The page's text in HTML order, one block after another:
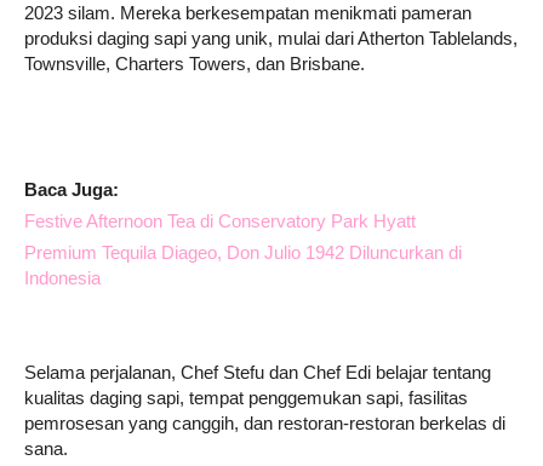
2023 silam. Mereka berkesempatan menikmati pameran
produksi daging sapi yang unik, mulai dari Atherton Tablelands,
Townsville, Charters Towers, dan Brisbane.
Baca Juga:
Festive Afternoon Tea di Conservatory Park Hyatt
Premium Tequila Diageo, Don Julio 1942 Diluncurkan di
Indonesia
Selama perjalanan, Chef Stefu dan Chef Edi belajar tentang
kualitas daging sapi, tempat penggemukan sapi, fasilitas
pemrosesan yang canggih, dan restoran-restoran berkelas di
sana.